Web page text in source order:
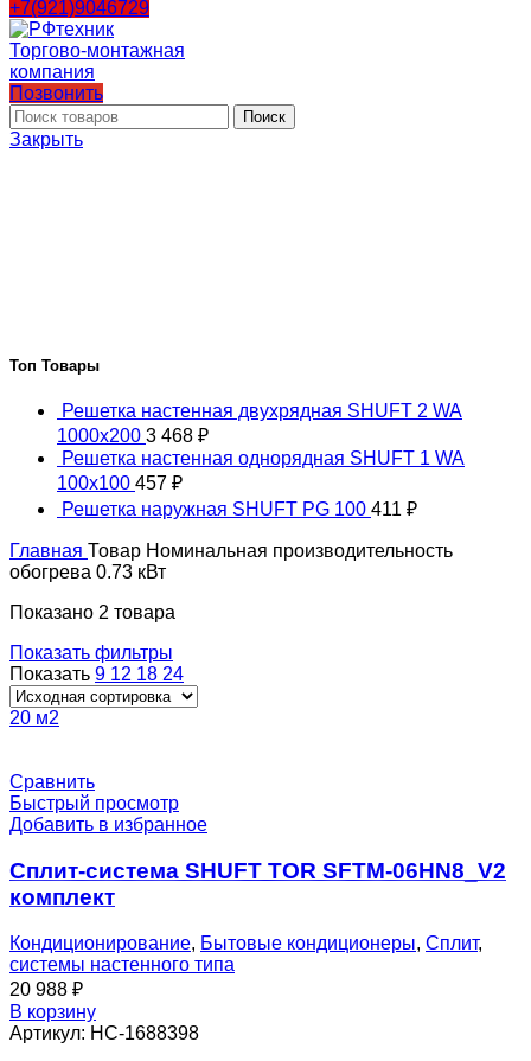
+7(921)9046729
Позвонить
Поиск
Закрыть
Топ Товары
Решетка настенная двухрядная SHUFT 2 WA
1000x200 3 468 ₽
Решетка настенная однорядная SHUFT 1 WA
100x100 457 ₽
Решетка наружная SHUFT PG 100 411 ₽
Главная Товар Номинальная производительность
обогрева 0.73 кВт
Показано 2 товара
Показать фильтры
Показать 9 12 18 24
20 м2
Сравнить
Быстрый просмотр
Добавить в избранное
Сплит-система SHUFT TOR SFTM-06HN8_V2
комплект
Кондиционирование, Бытовые кондиционеры, Сплит,
системы настенного типа
20 988 ₽
В корзину
Артикул: НС-1688398